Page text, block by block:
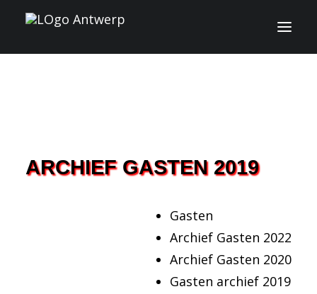
GASTEN
CONTACT
TICKETS
ARCHIEF GASTEN 2019
Gasten
Archief Gasten 2022
Archief Gasten 2020
Gasten archief 2019